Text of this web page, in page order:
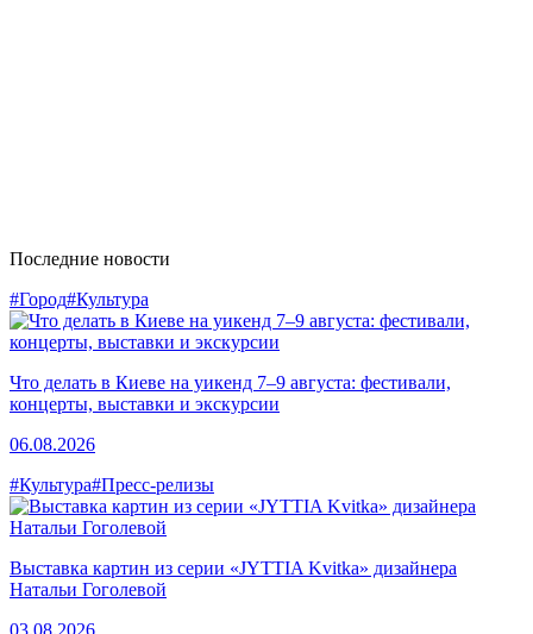
Последние новости
#Город#Культура
Что делать в Киеве на уикенд 7–9 августа: фестивали,
концерты, выставки и экскурсии
06.08.2026
#Культура#Пресс-релизы
Выставка картин из серии «JYTTIA Kvitka» дизайнера
Натальи Гоголевой
03.08.2026